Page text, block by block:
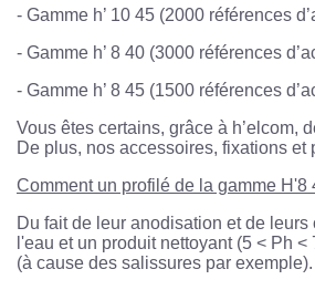
- Gamme h’ 10 45 (2000 références
- Gamme h’ 8 40 (3000 références
- Gamme h’ 8 45 (1500 références
Vous êtes certains, grâce à h’elcom,
De plus, nos accessoires, fixations
Comment un profilé de la gamme H'8
Du fait de leur anodisation et de
l'eau et un produit nettoyant (5 < Ph
(à cause des salissures par